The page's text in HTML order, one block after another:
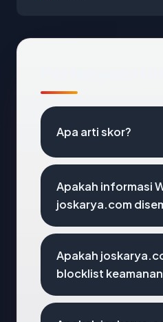
Apa arti skor?
Apakah informasi
joskarya.com
Apakah
blocklist